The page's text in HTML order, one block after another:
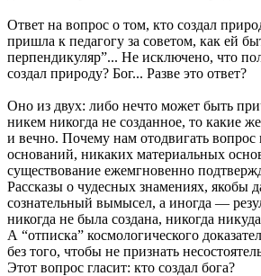
Ответ на вопрос о том, кто создал
пришла к педагогу за советом, как ей
перпендикуляр”... Не исключено, что
создал природу? Бог... Разве это ответ?
Оно из двух: либо нечто может быть
никем никогда не созданное, то какие
и вечно. Почему нам отодвигать
оснований, никаких материальных
существование ежемгновенно
Рассказы о чудесных знамениях, якобы
сознательный вымысел, а иногда —
никогда не была создана, никогда
А “отписка” космологического
без того, чтобы не признать
Этот вопрос гласит: кто создал бога?